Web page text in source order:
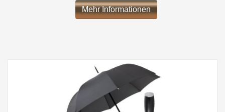
Mehr Informationen